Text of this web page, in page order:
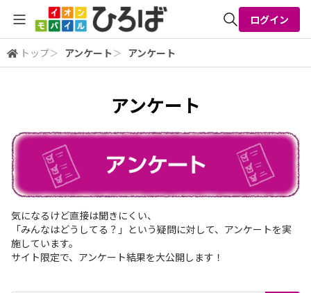
全体検索
ログイン
トップ＞ アンケート＞ アンケート
アンケート
気になるけど直接は聞きにくい、
「みんなはどうしてる？」という疑問に対して、アンケートを実
施しています。
サイト限定で、アンケート結果を大公開します！